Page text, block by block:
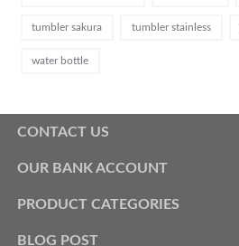
tumbler sakura tumbler stainless
water bottle
CONTACT US
OUR BANK ACCOUNT
PRODUCT CATEGORIES
BLOG POST